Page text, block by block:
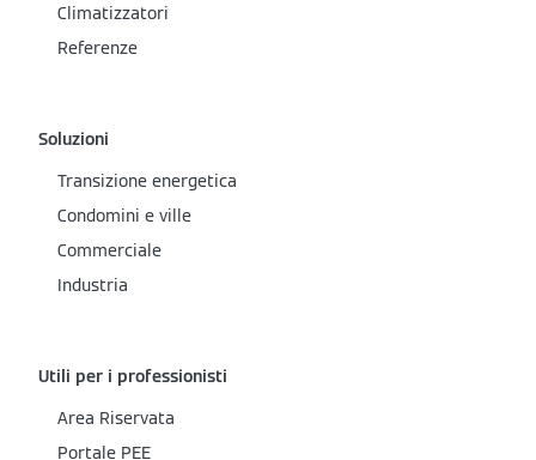
Climatizzatori
Referenze
Soluzioni
Transizione energetica
Condomini e ville
Commerciale
Industria
Utili per i professionisti
Area Riservata
Portale PEE